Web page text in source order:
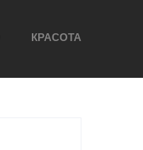
КРАСОТА